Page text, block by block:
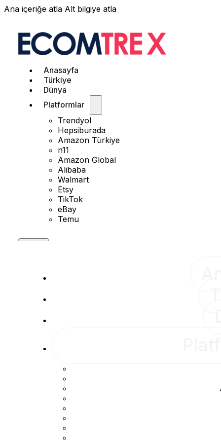
Ana içeriğe atla Alt bilgiye atla
Anasayfa
Türkiye
Dünya
Platformlar
Trendyol
Hepsiburada
Amazon Türkiye
n11
Amazon Global
Alibaba
Walmart
Etsy
TikTok
eBay
Temu